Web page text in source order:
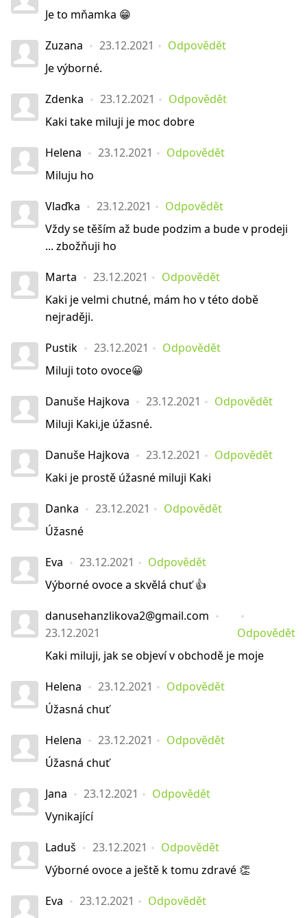
Je to mňamka 😁
Zuzana 23.12.2021
Odpovědět
Je výborné.
Zdenka 23.12.2021
Odpovědět
Kaki take miluji je moc dobre
Helena 23.12.2021
Odpovědět
Miluju ho
Vlaďka 23.12.2021
Odpovědět
Vždy se těším až bude podzim a bude v prodeji
... zbožňuji ho
Marta 23.12.2021
Odpovědět
Kaki je velmi chutné, mám ho v této době
nejraději.
Pustik 23.12.2021
Odpovědět
Miluji toto ovoce😀
Danuše Hajkova 23.12.2021
Odpovědět
Miluji Kaki,je úžasné.
Danuše Hajkova 23.12.2021
Odpovědět
Kaki je prostě úžasné miluji Kaki
Danka 23.12.2021
Odpovědět
Úžasné
Eva 23.12.2021
Odpovědět
Výborné ovoce a skvělá chuť 👍
danusehanzlikova2@gmail.com
23.12.2021
Odpovědět
Kaki miluji, jak se objeví v obchodě je moje
Helena 23.12.2021
Odpovědět
Úžasná chuť
Helena 23.12.2021
Odpovědět
Úžasná chuť
Jana 23.12.2021
Odpovědět
Vynikající
Laduš 23.12.2021
Odpovědět
Výborné ovoce a ještě k tomu zdravé 👏
Eva 23.12.2021
Odpovědět